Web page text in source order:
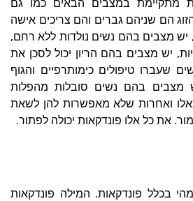
מתקיימת במצבים הבאים כמו גם
הם שניהם גברים והם צריכים אישה
, יש מצבים בהם נשים נולדות ללא רחם,
, יש מצבים בהם הריון יכול לסכן את
שעברו טיפולים כימותרפיים והגוף
מצבים בהם נשים סובלות מהפלות
ואחרות שלא מאפשרות להן לשאת
. את כל אלו פונדקאות יכולה לפתור.
בכלל פונדקאות. המילה פונדקאות